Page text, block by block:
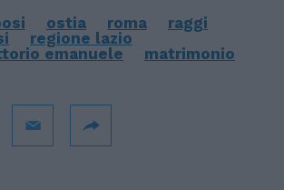
ostia roma
raggi
regione lazio
emanuele
matrimonio